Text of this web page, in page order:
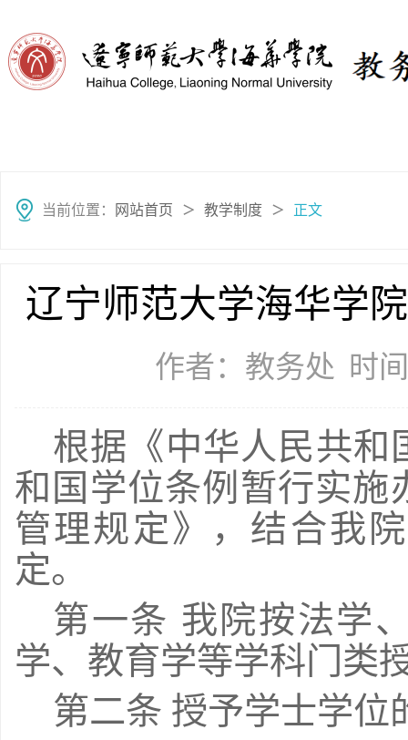
当前位置： 网站首页 ＞ 教学制度 ＞ 正文
辽宁师范大学海华学
作者：教务处 时
根据《中华人民共和
和国学位条例暂行实施
管理规定》，结合我
定。
第一条 我院按法学
学、教育学等学科门类
第二条 授予学士学位